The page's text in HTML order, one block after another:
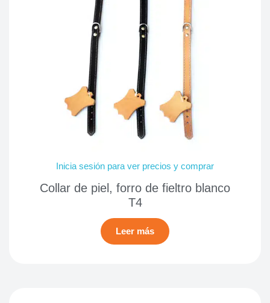
Inicia sesión para ver precios y comprar
Collar de piel, forro de fieltro blanco
T4
Leer más